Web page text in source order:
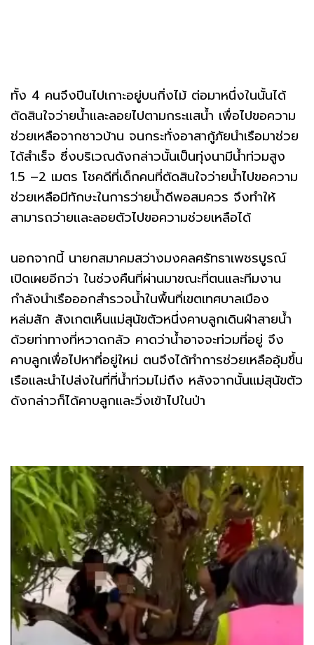
ทั้ง 4 คนจึงปีนไปเกาะอยู่บนกิ่งไม้ ต่อมาหนึ่งในนั้นได้
ตัดสินใจว่ายน้ำและลอยไปตามกระแสน้ำ เพื่อไปขอความ
ช่วยเหลือจากชาวบ้าน จนกระทั่งอาสากู้ภัยนำเรือมาช่วย
ได้สำเร็จ ซึ่งบริเวณดังกล่าวนั้นเป็นทุ่งนามีน้ำท่วมสูง
1.5 –2 เมตร โชคดีที่เด็กคนที่ตัดสินใจว่ายน้ำไปขอความ
ช่วยเหลือมีทักษะในการว่ายน้ำดีพอสมควร จึงทำให้
สามารถว่ายและลอยตัวไปขอความช่วยเหลือได้
นอกจากนี้ นายกสมาคมสว่างมงคลศรัทธาเพชรบูรณ์
เปิดเผยอีกว่า ในช่วงคืนที่ผ่านมาขณะที่ตนและทีมงาน
กำลังนำเรือออกสำรวจน้ำในพื้นที่เขตเทศบาลเมือง
หล่มสัก สังเกตเห็นแม่สุนัขตัวหนึ่งคาบลูกเดินฝ่าสายน้ำ
ด้วยท่าทางที่หวาดกลัว คาดว่าน้ำอาจจะท่วมที่อยู่ จึง
คาบลูกเพื่อไปหาที่อยู่ใหม่ ตนจึงได้ทำการช่วยเหลืออุ้มขึ้น
เรือและนำไปส่งในที่ที่น้ำท่วมไม่ถึง หลังจากนั้นแม่สุนัขตัว
ดังกล่าวก็ได้คาบลูกและวิ่งเข้าไปในป่า